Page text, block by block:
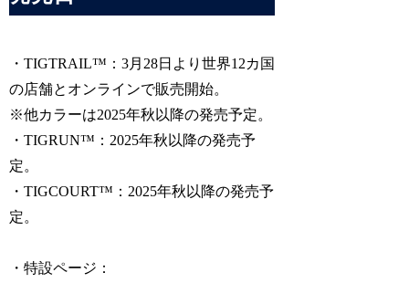
・TIGTRAIL™：3月28日より世界12カ国
の店舗とオンラインで販売開始。
※他カラーは2025年秋以降の発売予定。​
・TIGRUN™：2025年秋以降の発売予
定。​
・TIGCOURT™：2025年秋以降の発売予
定。​
・特設ページ：